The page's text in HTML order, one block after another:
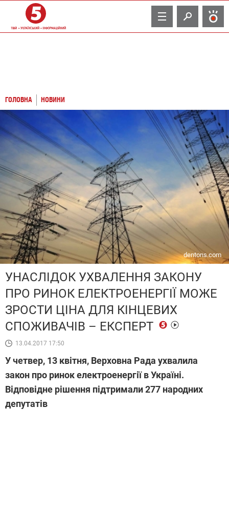
TV
ГОЛОВНА НОВИНИ
dentons.com
УНАСЛІДОК УХВАЛЕННЯ ЗАКОНУ
ПРО РИНОК ЕЛЕКТРОЕНЕРГІЇ МОЖЕ
ЗРОСТИ ЦІНА ДЛЯ КІНЦЕВИХ
СПОЖИВАЧІВ – ЕКСПЕРТ
13.04.2017 17:50
У четвер, 13 квітня, Верховна Рада ухвалила
закон про ринок електроенергії в Україні.
Відповідне рішення підтримали 277 народних
депутатів